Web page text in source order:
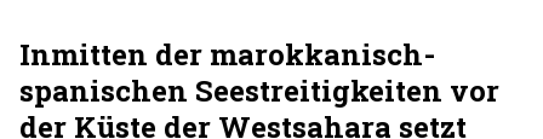
Inmitten der marokkanisch-
spanischen Seestreitigkeiten vor
der Küste der Westsahara setzt